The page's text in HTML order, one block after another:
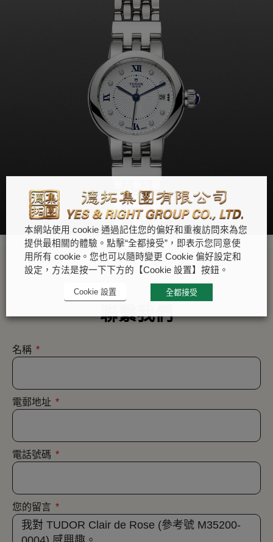
聯繫我們
名稱
電郵地址
電話號碼
您的留言
本網站使用 cookie 通過記住您的偏好和重複訪問來為您
提供最相關的體驗。點擊“全都接受”，即表示您同意使
用所有 cookie。您也可以隨時變更 Cookie 偏好設定和
設定，方法是按一下下方的【Cookie 設置】按鈕。
Cookie 設置 全都接受